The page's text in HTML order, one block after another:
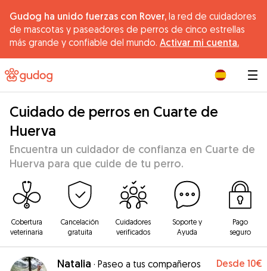
Gudog ha unido fuerzas con Rover, la red de cuidadores
de mascotas y paseadores de perros de cinco estrellas
más grande y confiable del mundo. Activar mi cuenta.
Cuidado de perros en Cuarte de
Huerva
Encuentra un cuidador de confianza en Cuarte de
Huerva para que cuide de tu perro.
Cobertura
veterinaria
Cancelación
gratuita
Cuidadores
verificados
Soporte y
Ayuda
Pago
seguro
Natalia · Paseo a tus compañeros
Desde 10€